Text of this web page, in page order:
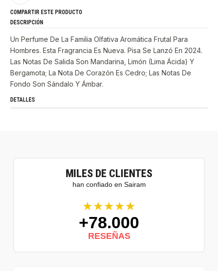
COMPARTIR ESTE PRODUCTO
DESCRIPCIÓN
Un Perfume De La Familia Olfativa Aromática Frutal Para
Hombres. Esta Fragrancia Es Nueva. Pisa Se Lanzó En 2024.
Las Notas De Salida Son Mandarina, Limón (Lima Ácida) Y
Bergamota; La Nota De Corazón Es Cedro; Las Notas De
Fondo Son Sándalo Y Ámbar.
DETALLES
MILES DE CLIENTES
han confiado en Sairam
★★★★★
+78.000
RESEÑAS